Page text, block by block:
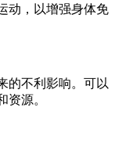
动，以增强身体免
的不利影响。可以
资源。